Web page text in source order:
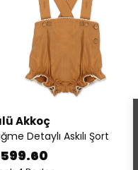
Akkoç
Detaylı Askılı Şort